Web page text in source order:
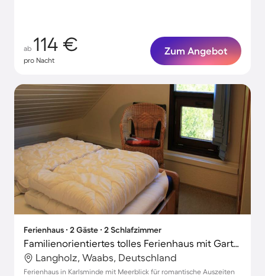
ab 114 €
pro Nacht
Zum Angebot
Ferienhaus ∙ 2 Gäste ∙ 2 Schlafzimmer
Familienorientiertes tolles Ferienhaus mit Garten, Terrasse und Grill | Gartenblick | Haustiere erlaubt
Langholz, Waabs, Deutschland
Ferienhaus in Karlsminde mit Meerblick für romantische Auszeiten